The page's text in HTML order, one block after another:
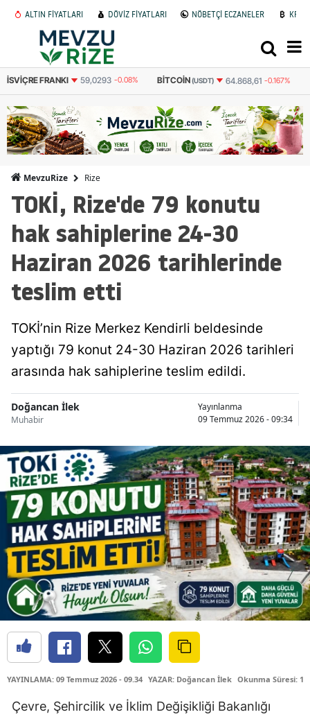
ALTIN FİYATLARI DÖVİZ FİYATLARI NÖBETÇİ ECZANELER
BITCOIN(USDT) 64.868,61 -0.167% BITCOIN(TL) 3.088.867 -0.136%
MevzuRize Rize
TOKİ, Rize'de 79 konutu
hak sahiplerine 24-30
Haziran 2026 tarihlerinde
teslim etti
TOKİ’nin Rize Merkez Kendirli beldesinde
yaptığı 79 konut 24-30 Haziran 2026 tarihleri
arasında hak sahiplerine teslim edildi.
Doğancan İlek
Muhabir
Yayınlanma
09 Temmuz 2026 - 09:34
YAYINLAMA: 09 Temmuz 2026 - 09.34 YAZAR: Doğancan İlek Okunma Süresi: 1
Çevre, Şehircilik ve İklim Değişikliği Bakanlığı